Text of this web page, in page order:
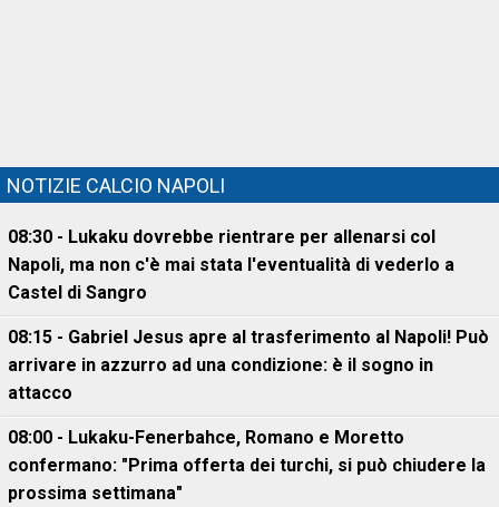
NOTIZIE CALCIO NAPOLI
08:30 - Lukaku dovrebbe rientrare per allenarsi col
Napoli, ma non c'è mai stata l'eventualità di vederlo a
Castel di Sangro
08:15 - Gabriel Jesus apre al trasferimento al Napoli! Può
arrivare in azzurro ad una condizione: è il sogno in
attacco
08:00 - Lukaku-Fenerbahce, Romano e Moretto
confermano: "Prima offerta dei turchi, si può chiudere la
prossima settimana"